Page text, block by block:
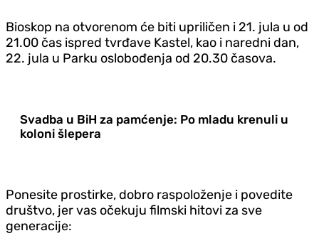
Bioskop na otvorenom će biti upriličen i 21. jula u od
21.00 čas ispred tvrđave Kastel, kao i naredni dan,
22. jula u Parku oslobođenja od 20.30 časova.
Svadba u BiH za pamćenje: Po mladu krenuli u
koloni šlepera
Ponesite prostirke, dobro raspoloženje i povedite
društvo, jer vas očekuju filmski hitovi za sve
generacije: